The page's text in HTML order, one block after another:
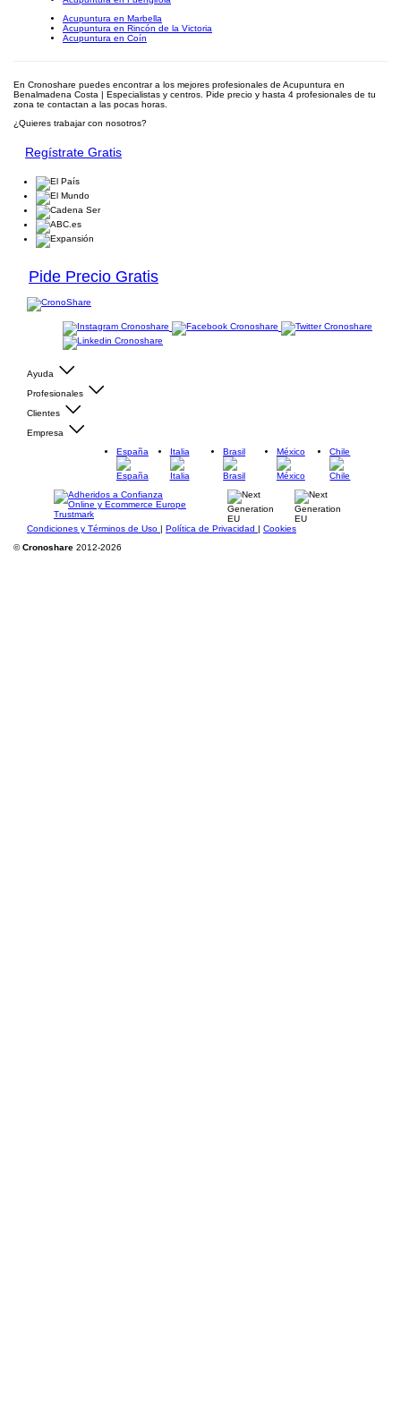
Acupuntura en Marbella
Acupuntura en Rincón de la Victoria
Acupuntura en Coín
En Cronoshare puedes encontrar a los mejores profesionales de Acupuntura en
Benalmadena Costa | Especialistas y centros. Pide precio y hasta 4 profesionales de tu
zona te contactan a las pocas horas.
¿Quieres trabajar con nosotros?
Regístrate Gratis
Pide Precio Gratis
Ayuda
Profesionales
Clientes
Empresa
España
Italia Brasil México Chile
Condiciones y Términos de Uso | Política de Privacidad | Cookies
©Cronoshare 2012-2026